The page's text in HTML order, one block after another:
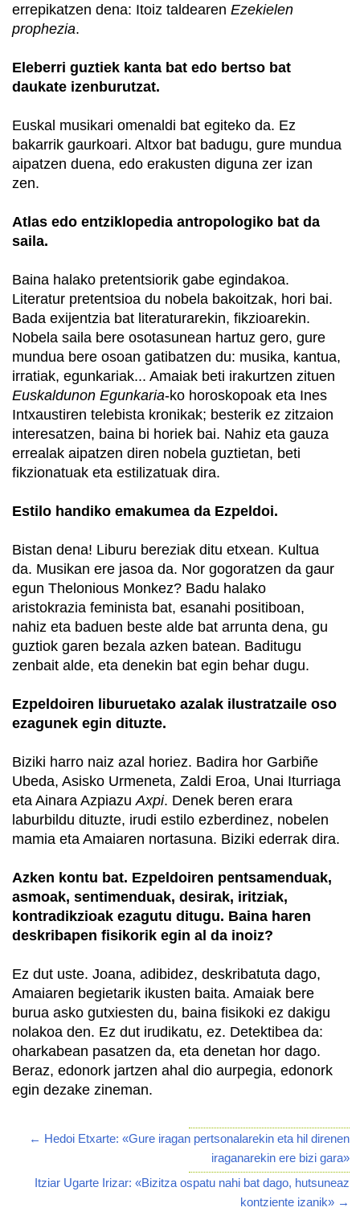
errepikatzen dena: Itoiz taldearen Ezekielen
prophezia.
Eleberri guztiek kanta bat edo bertso bat
daukate izenburutzat.
Euskal musikari omenaldi bat egiteko da. Ez
bakarrik gaurkoari. Altxor bat badugu, gure mundua
aipatzen duena, edo erakusten diguna zer izan
zen.
Atlas edo entziklopedia antropologiko bat da
saila.
Baina halako pretentsiorik gabe egindakoa.
Literatur pretentsioa du nobela bakoitzak, hori bai.
Bada exijentzia bat literaturarekin, fikzioarekin.
Nobela saila bere osotasunean hartuz gero, gure
mundua bere osoan gatibatzen du: musika, kantua,
irratiak, egunkariak... Amaiak beti irakurtzen zituen
Euskaldunon Egunkaria-ko horoskopoak eta Ines
Intxaustiren telebista kronikak; besterik ez zitzaion
interesatzen, baina bi horiek bai. Nahiz eta gauza
errealak aipatzen diren nobela guztietan, beti
fikzionatuak eta estilizatuak dira.
Estilo handiko emakumea da Ezpeldoi.
Bistan dena! Liburu bereziak ditu etxean. Kultua
da. Musikan ere jasoa da. Nor gogoratzen da gaur
egun Thelonious Monkez? Badu halako
aristokrazia feminista bat, esanahi positiboan,
nahiz eta baduen beste alde bat arrunta dena, gu
guztiok garen bezala azken batean. Baditugu
zenbait alde, eta denekin bat egin behar dugu.
Ezpeldoiren liburuetako azalak ilustratzaile oso
ezagunek egin dituzte.
Biziki harro naiz azal horiez. Badira hor Garbiñe
Ubeda, Asisko Urmeneta, Zaldi Eroa, Unai Iturriaga
eta Ainara AzpiazuAxpi. Denek beren erara
laburbildu dituzte, irudi estilo ezberdinez, nobelen
mamia eta Amaiaren nortasuna. Biziki ederrak dira.
Azken kontu bat. Ezpeldoiren pentsamenduak,
asmoak, sentimenduak, desirak, iritziak,
kontradikzioak ezagutu ditugu. Baina haren
deskribapen fisikorik egin al da inoiz?
Ez dut uste. Joana, adibidez, deskribatuta dago,
Amaiaren begietarik ikusten baita. Amaiak bere
burua asko gutxiesten du, baina fisikoki ez dakigu
nolakoa den. Ez dut irudikatu, ez. Detektibea da:
oharkabean pasatzen da, eta denetan hor dago.
Beraz, edonork jartzen ahal dio aurpegia, edonork
egin dezake zineman.
← Hedoi Etxarte: «Gure iragan pertsonalarekin eta hil direnen
iraganarekin ere bizi gara»
Itziar Ugarte Irizar: «Bizitza ospatu nahi bat dago, hutsuneaz
kontziente izanik» →